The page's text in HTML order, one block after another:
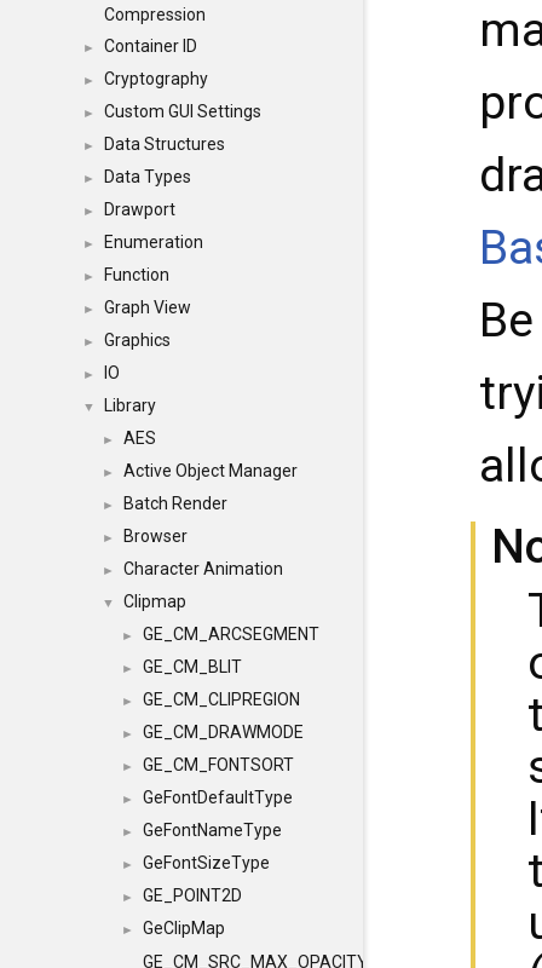
Compression
► Container ID
► Cryptography
► Custom GUI Settings
► Data Structures
► Data Types
► Drawport
► Enumeration
► Function
► Graph View
► Graphics
► IO
▼ Library
► AES
► Active Object Manager
► Batch Render
► Browser
► Character Animation
▼ Clipmap
► GE_CM_ARCSEGMENT
► GE_CM_BLIT
► GE_CM_CLIPREGION
► GE_CM_DRAWMODE
► GE_CM_FONTSORT
► GeFontDefaultType
► GeFontNameType
► GeFontSizeType
► GE_POINT2D
►
GeClipMap
GE_CM_SRC_MAX_OPACITY